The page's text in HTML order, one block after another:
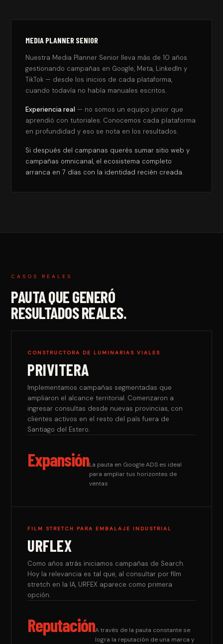
MEDIA PLANNER SENIOR
Nuestra Media Planner Senior lleva más de 10 años
gestionando campañas en Google, Meta, LinkedIn y
TikTok — desde los inicios de cada plataforma,
cuando todavía no había manuales escritos.
Experiencia real — no somos un equipo junior que
aprendió con tutoriales. Conocemos cada plataforma
en profundidad y eso se nota en los resultados.
Si después del campanas querés sumar sitio web y
campañas omnicanal, el ecosistema completo
arranca en 7 días con la identidad recién creada.
CASOS REALES
PAUTA QUE GENERÓ
RESULTADOS REALES.
CONSTRUCTORA DE LUMINARIAS VIALES
PRIVITERA
Implementamos campañas segmentadas que
ampliaron el alcance territorial. Comenzaron a
ingresar consultas desde nuevas provincias, con
clientes activos en el resto del país fuera de
Santiago del Estero.
ExpansiónLa pauta en Google ADS es ideal
para ampliar tus horizontes de
ventas
FILM STRETCH PARA EMBALAJE INDUSTRIAL
URFLEX
Como años atrás iniciamos campañas de Search.
Hoy la relevancia es tal que, al consultar por film
stretch en la IA, URFEX aparece como primera
opción.
ReputaciónA través de la pauta constante se
logra la reputación de una marca y